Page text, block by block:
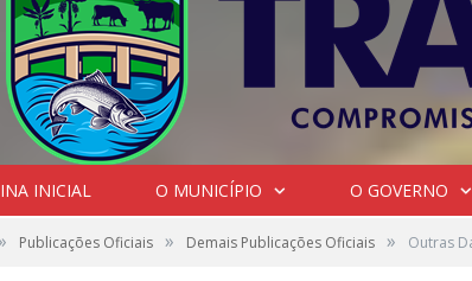
INICIAL O MUNICÍPIO O GOVERNO
Publicações Oficiais » Demais Publicações Oficiais » Outras